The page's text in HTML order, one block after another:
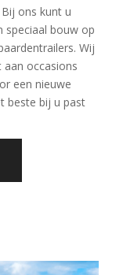
ons kunt u
speciaal bouw op
Wij
occasions
een nieuwe
beste bij u past